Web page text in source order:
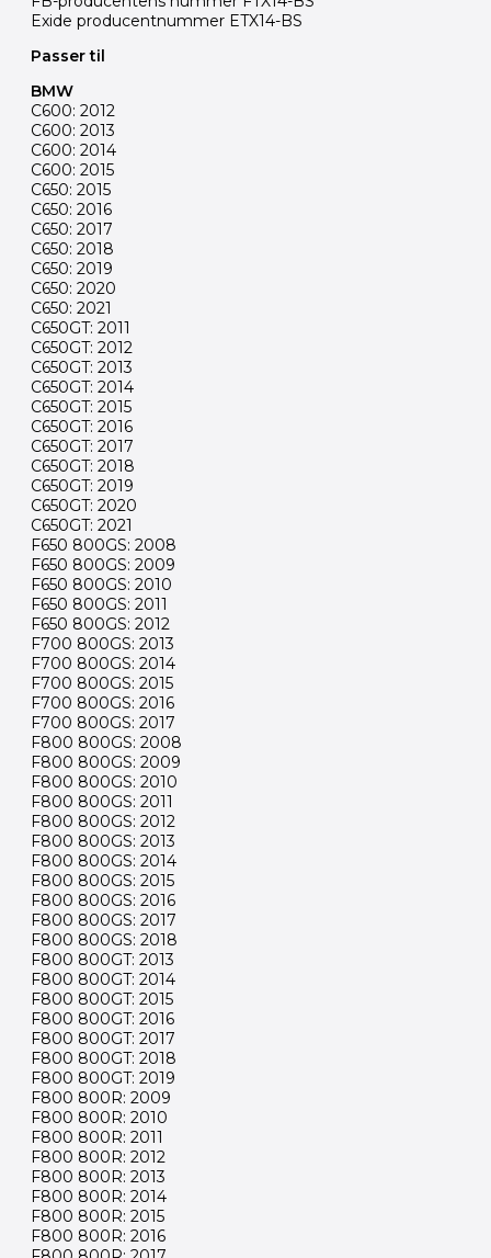
Exide producentnummer ETX14-BS
Passer til
BMW
C600: 2012
C600: 2013
C600: 2014
C600: 2015
C650: 2015
C650: 2016
C650: 2017
C650: 2018
C650: 2019
C650: 2020
C650: 2021
C650GT: 2011
C650GT: 2012
C650GT: 2013
C650GT: 2014
C650GT: 2015
C650GT: 2016
C650GT: 2017
C650GT: 2018
C650GT: 2019
C650GT: 2020
C650GT: 2021
F650 800GS: 2008
F650 800GS: 2009
F650 800GS: 2010
F650 800GS: 2011
F650 800GS: 2012
F700 800GS: 2013
F700 800GS: 2014
F700 800GS: 2015
F700 800GS: 2016
F700 800GS: 2017
F800 800GS: 2008
F800 800GS: 2009
F800 800GS: 2010
F800 800GS: 2011
F800 800GS: 2012
F800 800GS: 2013
F800 800GS: 2014
F800 800GS: 2015
F800 800GS: 2016
F800 800GS: 2017
F800 800GS: 2018
F800 800GT: 2013
F800 800GT: 2014
F800 800GT: 2015
F800 800GT: 2016
F800 800GT: 2017
F800 800GT: 2018
F800 800GT: 2019
F800 800R: 2009
F800 800R: 2010
F800 800R: 2011
F800 800R: 2012
F800 800R: 2013
F800 800R: 2014
F800 800R: 2015
F800 800R: 2016